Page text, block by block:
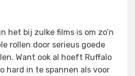
het bij zulke films is om zo’n
rollen door serieus goede
Want ook al hoeft Ruffalo
hard in te spannen als voor